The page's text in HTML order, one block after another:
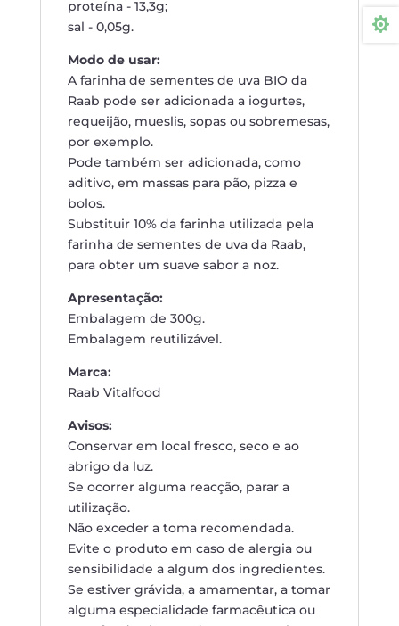
proteína - 13,3g;
sal - 0,05g.
Modo de usar:
A farinha de sementes de uva BIO da
Raab pode ser adicionada a iogurtes,
requeijão, mueslis, sopas ou sobremesas,
por exemplo.
Pode também ser adicionada, como
aditivo, em massas para pão, pizza e
bolos.
Substituir 10% da farinha utilizada pela
farinha de sementes de uva da Raab,
para obter um suave sabor a noz.
Apresentação:
Embalagem de 300g.
Embalagem reutilizável.
Marca:
Raab Vitalfood
Avisos:
Conservar em local fresco, seco e ao
abrigo da luz.
Se ocorrer alguma reacção, parar a
utilização.
Não exceder a toma recomendada.
Evite o produto em caso de alergia ou
sensibilidade a algum dos ingredientes.
Se estiver grávida, a amamentar, a tomar
alguma especialidade farmacêutica ou
